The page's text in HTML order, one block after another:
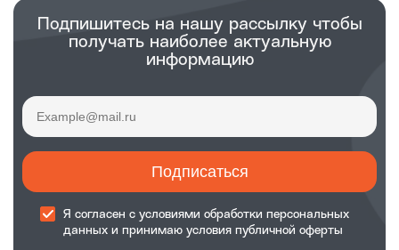
Подпишитесь на нашу рассылку чтобы
получать наиболее актуальную
информацию
Подписаться
Я согласен с условиями обработки персональных
данных и принимаю условия публичной оферты